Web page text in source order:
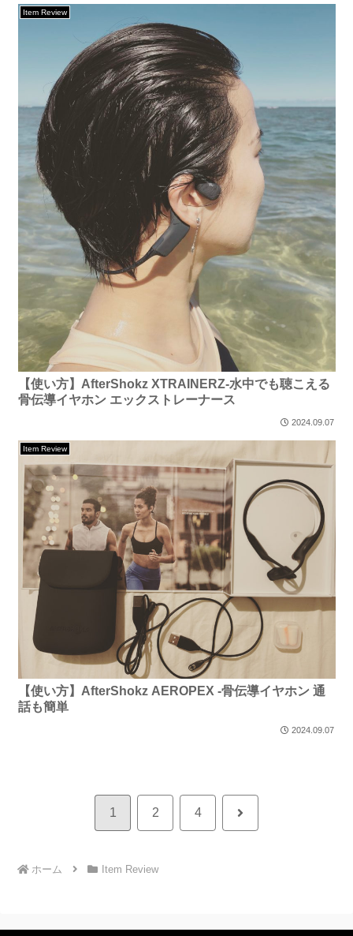
Item Review
【使い方】AfterShokz XTRAINERZ-水中でも聴こえる
骨伝導イヤホン エックストレーナース
2024.09.07
Item Review
【使い方】AfterShokz AEROPEX -骨伝導イヤホン 通
話も簡単
2024.09.07
1 2 4
ホーム Item Review